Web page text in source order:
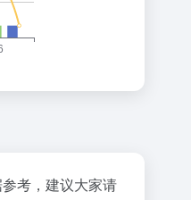
考，建议大家请